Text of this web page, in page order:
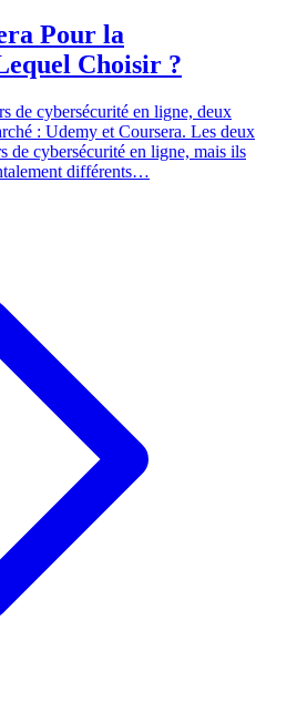
Pour la
Choisir ?
de cybersécurité en ligne, deux
: Udemy et Coursera. Les deux
de cybersécurité en ligne, mais ils
différents…